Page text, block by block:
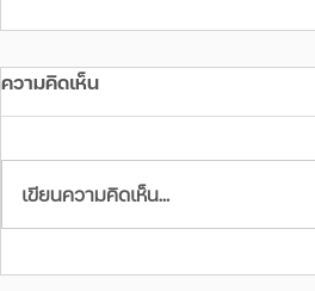
อดใจอีกไม่นาน ลุ้นรถที่จะเปิดตัว
ความคิดเห็น
เขียนความคิดเห็น…